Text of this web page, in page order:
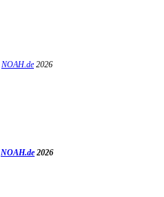
NOAH.de 2026
NOAH.de 2026